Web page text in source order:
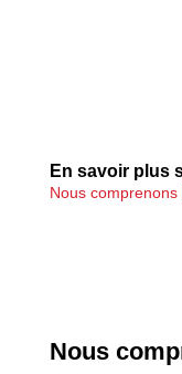
En savoir plus
Nous comprenons
Nous